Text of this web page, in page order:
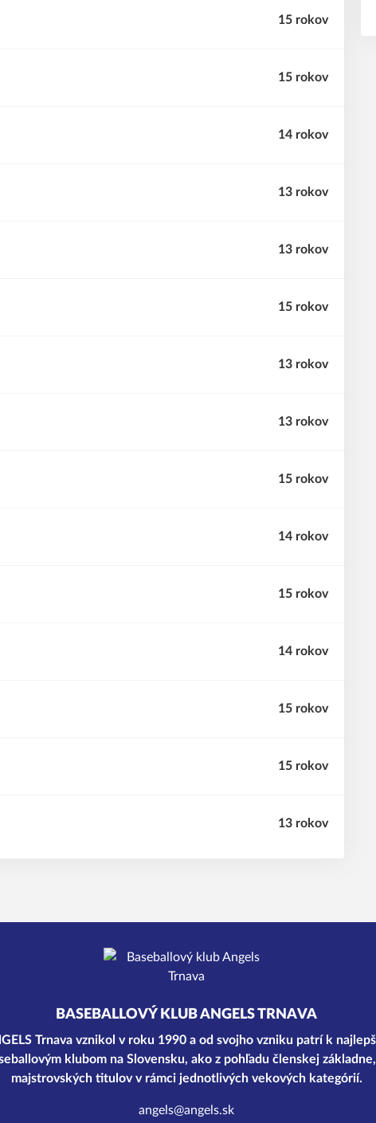
15 rokov
15 rokov
14 rokov
13 rokov
13 rokov
15 rokov
13 rokov
13 rokov
15 rokov
14 rokov
15 rokov
14 rokov
15 rokov
15 rokov
13 rokov
BASEBALLOVÝ KLUB ANGELS TRNAVA
Trnava vznikol v roku 1990 a od svojho vzniku patrí k
klubom na Slovensku, ako z pohľadu členskej
majstrovských titulov v rámci jednotlivých vekových kategórií.
angels@angels.sk